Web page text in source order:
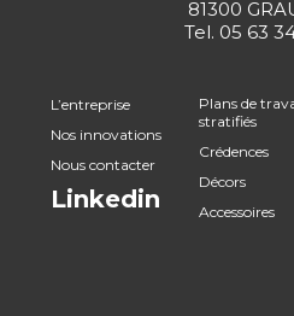
81300
Tel. 05 63
L’entreprise
Nos innovations
Nous contacter
Linkedin
Plans de
stratifiés
Crédences
Décors
Accessoires